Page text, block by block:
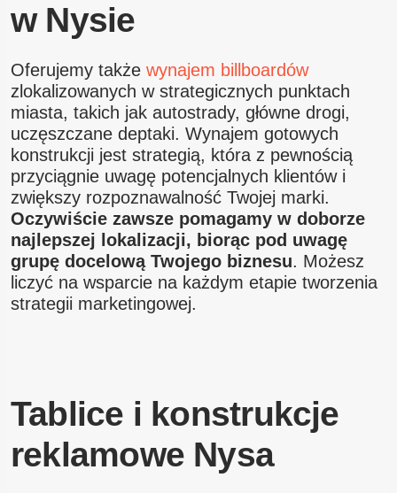
w Nysie
Oferujemy także wynajem billboardów
zlokalizowanych w strategicznych punktach
miasta, takich jak autostrady, główne drogi,
uczęszczane deptaki. Wynajem gotowych
konstrukcji jest strategią, która z pewnością
przyciągnie uwagę potencjalnych klientów i
zwiększy rozpoznawalność Twojej marki.
Oczywiście zawsze pomagamy w doborze
najlepszej lokalizacji, biorąc pod uwagę
grupę docelową Twojego biznesu. Możesz
liczyć na wsparcie na każdym etapie tworzenia
strategii marketingowej.
Tablice i konstrukcje
reklamowe Nysa